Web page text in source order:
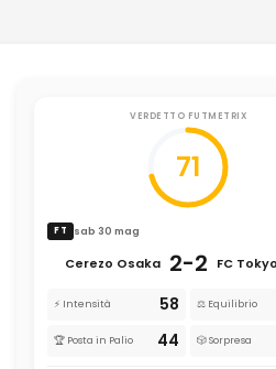
VERDETTO FUTMETRIX
71
FT sab 30 mag
Cerezo Osaka 2-2 FC Tokyo
⚡ Intensità 58 ⚖️ Equilibrio
🏆 Posta in Palio 44 🎲 Sorpresa